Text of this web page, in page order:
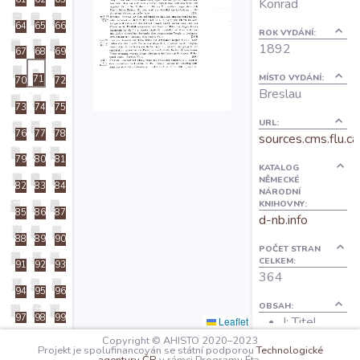
O projektu
Autoři
Nápověda
64 65 66
67 68 69
70 71 72
73 74 75
76 77 78
79 80 81
82 83 84
85 86 87
88 89 90
91 92 93
94 95 96
97 98 99
101 102
Leaflet
Konrad
ROK VYDÁNÍ:
1892
MÍSTO VYDÁNÍ:
Breslau
URL:
KATALOG
NĚMECKÉ
NÁRODNÍ
KNIHOVNY:
d-nb.info
POČET STRAN
CELKEM:
364
OBSAH:
I: Titel
Copyright © AHISTO 2020–2023
Projekt je spolufinancován se státní podporouTechnologické